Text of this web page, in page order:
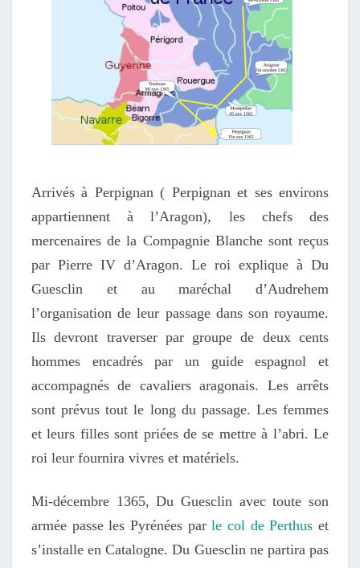
Arrivés à Perpignan ( Perpignan et ses environs
appartiennent à l’Aragon), les chefs des
mercenaires de la Compagnie Blanche sont reçus
par Pierre IV d’Aragon. Le roi explique à Du
Guesclin et au maréchal d’Audrehem
l’organisation de leur passage dans son royaume.
Ils devront traverser par groupe de deux cents
hommes encadrés par un guide espagnol et
accompagnés de cavaliers aragonais. Les arrêts
sont prévus tout le long du passage. Les femmes
et leurs filles sont priées de se mettre à l’abri. Le
roi leur fournira vivres et matériels.
Mi-décembre 1365, Du Guesclin avec toute son
armée passe les Pyrénées parle col de Perthus et
s’installe en Catalogne. Du Guesclin ne partira pas